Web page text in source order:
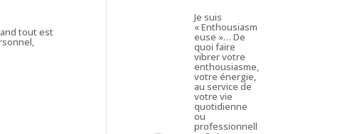
tout est
Je suis
« Enthousiasm
euse »… De
quoi faire
vibrer votre
enthousiasme,
votre énergie,
au service de
votre vie
quotidienne
ou
professionnell